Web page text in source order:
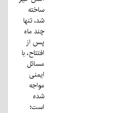
ساخته
شد، تنها
چند ماه
پس از
افتتاح، با
مسائل
ایمنی
مواجه
شده
است؛